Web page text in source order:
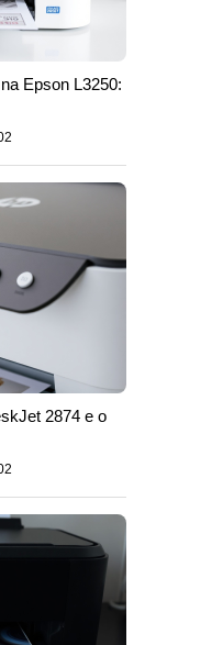
Epson L3250:
2874 e o